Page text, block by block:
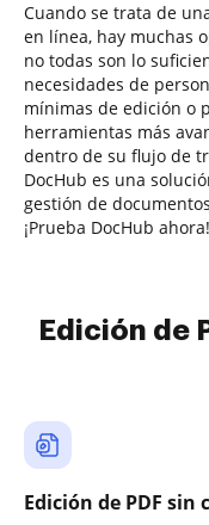
Cuando se trata de
en línea, hay muchas
no todas son lo
necesidades de
mínimas de edición o
herramientas más
dentro de su flujo de
DocHub es una
gestión de
¡Prueba DocHub ahora!
Edición de
Edición de PDF sin